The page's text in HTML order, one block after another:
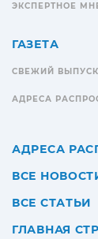
ЭКСПЕРТНОЕ
ГАЗЕТА
СВЕЖИЙ ВЫПУСК
АДРЕСА
АДРЕСА
ВСЕ
ВСЕ СТАТЬИ
ГЛАВНАЯ